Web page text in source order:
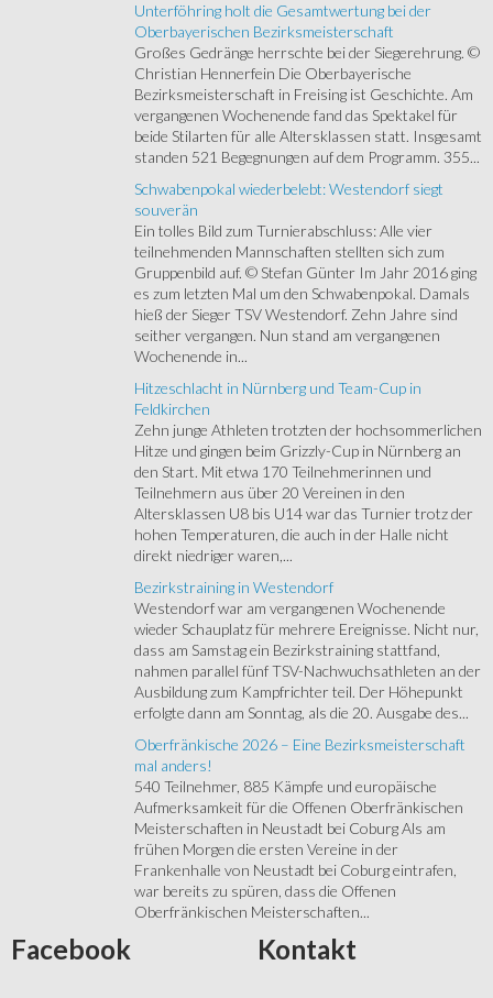
Unterföhring holt die Gesamtwertung bei der
Oberbayerischen Bezirksmeisterschaft
Großes Gedränge herrschte bei der Siegerehrung. ©
Christian Hennerfein Die Oberbayerische
Bezirksmeisterschaft in Freising ist Geschichte. Am
vergangenen Wochenende fand das Spektakel für
beide Stilarten für alle Altersklassen statt. Insgesamt
standen 521 Begegnungen auf dem Programm. 355...
Schwabenpokal wiederbelebt: Westendorf siegt
souverän
Ein tolles Bild zum Turnierabschluss: Alle vier
teilnehmenden Mannschaften stellten sich zum
Gruppenbild auf. © Stefan Günter Im Jahr 2016 ging
es zum letzten Mal um den Schwabenpokal. Damals
hieß der Sieger TSV Westendorf. Zehn Jahre sind
seither vergangen. Nun stand am vergangenen
Wochenende in...
Hitzeschlacht in Nürnberg und Team-Cup in
Feldkirchen
Zehn junge Athleten trotzten der hochsommerlichen
Hitze und gingen beim Grizzly-Cup in Nürnberg an
den Start. Mit etwa 170 Teilnehmerinnen und
Teilnehmern aus über 20 Vereinen in den
Altersklassen U8 bis U14 war das Turnier trotz der
hohen Temperaturen, die auch in der Halle nicht
direkt niedriger waren,...
Bezirkstraining in Westendorf
Westendorf war am vergangenen Wochenende
wieder Schauplatz für mehrere Ereignisse. Nicht nur,
dass am Samstag ein Bezirkstraining stattfand,
nahmen parallel fünf TSV-Nachwuchsathleten an der
Ausbildung zum Kampfrichter teil. Der Höhepunkt
erfolgte dann am Sonntag, als die 20. Ausgabe des...
Oberfränkische 2026 – Eine Bezirksmeisterschaft
mal anders!
540 Teilnehmer, 885 Kämpfe und europäische
Aufmerksamkeit für die Offenen Oberfränkischen
Meisterschaften in Neustadt bei Coburg Als am
frühen Morgen die ersten Vereine in der
Frankenhalle von Neustadt bei Coburg eintrafen,
war bereits zu spüren, dass die Offenen
Oberfränkischen Meisterschaften...
Facebook Kontakt